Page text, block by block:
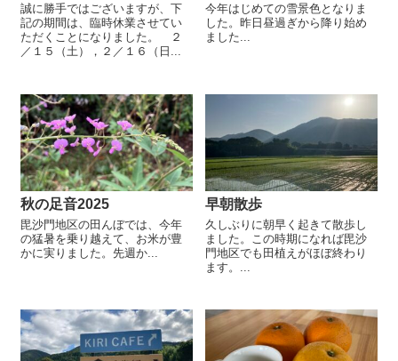
誠に勝手ではございますが、下
記の期間は、臨時休業させてい
ただくことになりました。 ２
／１５（土），２／１６（日...
今年はじめての雪景色となりま
した。昨日昼過ぎから降り始め
ました...
秋の足音2025
毘沙門地区の田んぼでは、今年
の猛暑を乗り越えて、お米が豊
かに実りました。先週か...
早朝散歩
久しぶりに朝早く起きて散歩し
ました。この時期になれば毘沙
門地区でも田植えがほぼ終わり
ます。...